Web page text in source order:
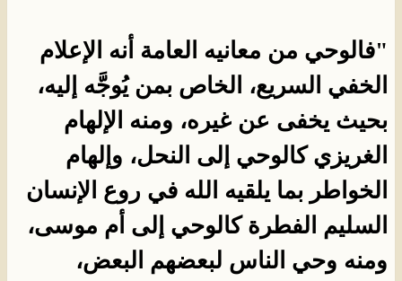
"فالوحي من معانيه العامة أنه الإعلام
الخفي السريع، الخاص بمن يُوجَّه إليه،
بحيث يخفى عن غيره، ومنه الإلهام
الغريزي كالوحي إلى النحل، وإلهام
الخواطر بما يلقيه الله في روع الإنسان
السليم الفطرة كالوحي إلى أم موسى،
ومنه وحي الناس لبعضهم البعض،